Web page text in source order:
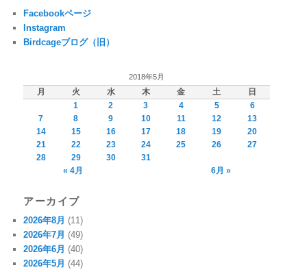
Facebookページ
Instagram
Birdcageブログ（旧）
2018年5月
月 火 水 木 金 土
日
1
2 3 4 5
6
7
8 9 10 11 12
13
14
15 16 17 18 19
20
21
22 23 24 25 26
27
28
29 30
31
« 4月
6月 »
アーカイブ
2026年8月 (11)
2026年7月 (49)
2026年6月 (40)
2026年5月 (44)